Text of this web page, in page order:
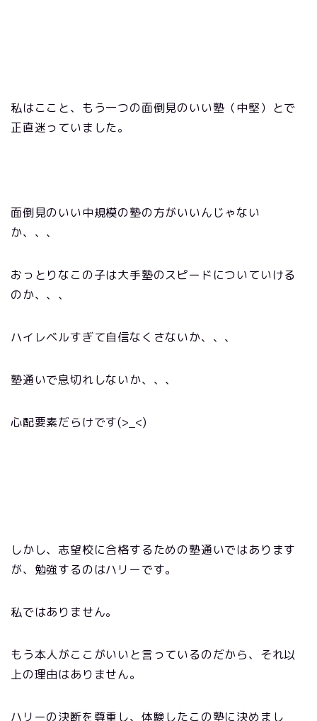
私はここと、もう一つの面倒見のいい塾（中堅）とで
正直迷っていました。
面倒見のいい中規模の塾の方がいいんじゃない
か、、、
おっとりなこの子は大手塾のスピードについていける
のか、、、
ハイレベルすぎて自信なくさないか、、、
塾通いで息切れしないか、、、
心配要素だらけです(>_<)
しかし、志望校に合格するための塾通いではあります
が、勉強するのはハリーです。
私ではありません。
もう本人がここがいいと言っているのだから、それ以
上の理由はありません。
ハリーの決断を尊重し、体験したこの塾に決めまし